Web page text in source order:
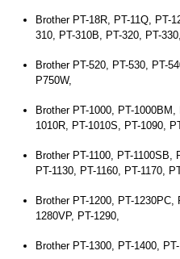
Brother PT-18R, PT-11Q, PT-
310, PT-310B, PT-320, PT-
Brother PT-520, PT-530, PT-
P750W,
Brother PT-1000, PT-
1010R, PT-1010S, PT-1090,
Brother PT-1100, PT-1100SB,
PT-1130, PT-1160, PT-1170,
Brother PT-1200, PT-
1280VP, PT-1290,
Brother PT-1300, PT-1400,